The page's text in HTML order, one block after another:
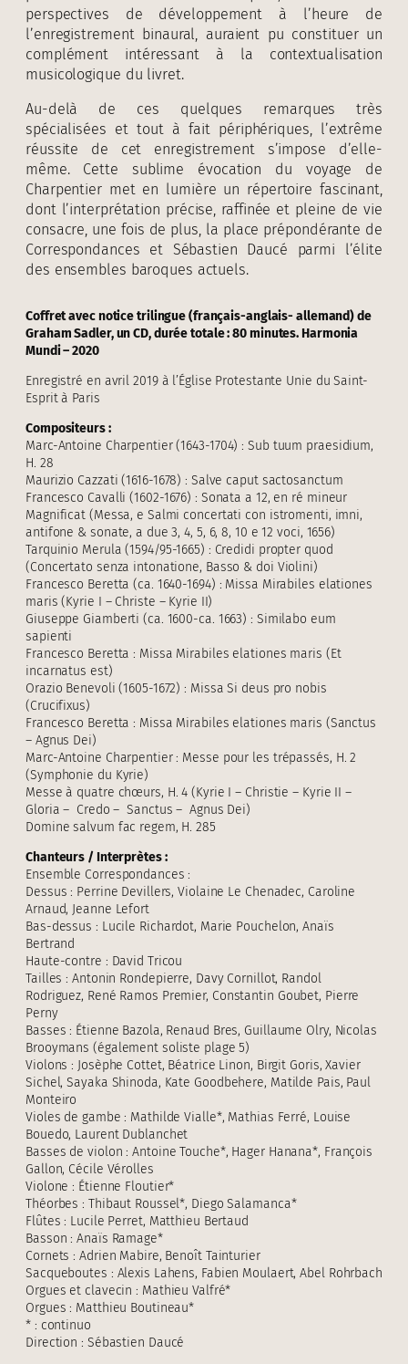
perspectives de développement à l’heure de
l’enregistrement binaural, auraient pu constituer un
complément intéressant à la contextualisation
musicologique du livret.
Au-delà de ces quelques remarques très
spécialisées et tout à fait périphériques, l’extrême
réussite de cet enregistrement s’impose d’elle-
même. Cette sublime évocation du voyage de
Charpentier met en lumière un répertoire fascinant,
dont l’interprétation précise, raffinée et pleine de vie
consacre, une fois de plus, la place prépondérante de
Correspondances et Sébastien Daucé parmi l’élite
des ensembles baroques actuels.
Coffret avec notice trilingue (français-anglais- allemand) de
Graham Sadler, un CD, durée totale : 80 minutes. Harmonia
Mundi – 2020
Enregistré en avril 2019 à l’Église Protestante Unie du Saint-
Esprit à Paris
Compositeurs :
Marc-Antoine Charpentier (1643-1704) : Sub tuum praesidium,
H. 28
Maurizio Cazzati (1616-1678) : Salve caput sactosanctum
Francesco Cavalli (1602-1676) : Sonata a 12, en ré mineur
Magnificat (Messa, e Salmi concertati con istromenti, imni,
antifone & sonate, a due 3, 4, 5, 6, 8, 10 e 12 voci, 1656)
Tarquinio Merula (1594/95-1665) : Credidi propter quod
(Concertato senza intonatione, Basso & doi Violini)
Francesco Beretta (ca. 1640-1694) : Missa Mirabiles elationes
maris (Kyrie I – Christe – Kyrie II)
Giuseppe Giamberti (ca. 1600-ca. 1663) : Similabo eum
sapienti
Francesco Beretta : Missa Mirabiles elationes maris (Et
incarnatus est)
Orazio Benevoli (1605-1672) : Missa Si deus pro nobis
(Crucifixus)
Francesco Beretta : Missa Mirabiles elationes maris (Sanctus
– Agnus Dei)
Marc-Antoine Charpentier : Messe pour les trépassés, H. 2
(Symphonie du Kyrie)
Messe à quatre chœurs, H. 4 (Kyrie I – Christie – Kyrie II –
Gloria – Credo – Sanctus – Agnus Dei)
Domine salvum fac regem, H. 285
Chanteurs / Interprètes :
Ensemble Correspondances :
Dessus : Perrine Devillers, Violaine Le Chenadec, Caroline
Arnaud, Jeanne Lefort
Bas-dessus : Lucile Richardot, Marie Pouchelon, Anaïs
Bertrand
Haute-contre : David Tricou
Tailles : Antonin Rondepierre, Davy Cornillot, Randol
Rodriguez, René Ramos Premier, Constantin Goubet, Pierre
Perny
Basses : Étienne Bazola, Renaud Bres, Guillaume Olry, Nicolas
Brooymans (également soliste plage 5)
Violons : Josèphe Cottet, Béatrice Linon, Birgit Goris, Xavier
Sichel, Sayaka Shinoda, Kate Goodbehere, Matilde Pais, Paul
Monteiro
Violes de gambe : Mathilde Vialle*, Mathias Ferré, Louise
Bouedo, Laurent Dublanchet
Basses de violon : Antoine Touche*, Hager Hanana*, François
Gallon, Cécile Vérolles
Violone : Étienne Floutier*
Théorbes : Thibaut Roussel*, Diego Salamanca*
Flûtes : Lucile Perret, Matthieu Bertaud
Basson : Anaïs Ramage*
Cornets : Adrien Mabire, Benoît Tainturier
Sacqueboutes : Alexis Lahens, Fabien Moulaert, Abel Rohrbach
Orgues et clavecin : Mathieu Valfré*
Orgues : Matthieu Boutineau*
* : continuo
Direction : Sébastien Daucé